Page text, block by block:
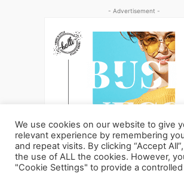
- Advertisement -
We use cookies on our website to give
relevant experience by remembering
and repeat visits. By clicking “Accept
the use of ALL the cookies. However,
"Cookie Settings" to provide a